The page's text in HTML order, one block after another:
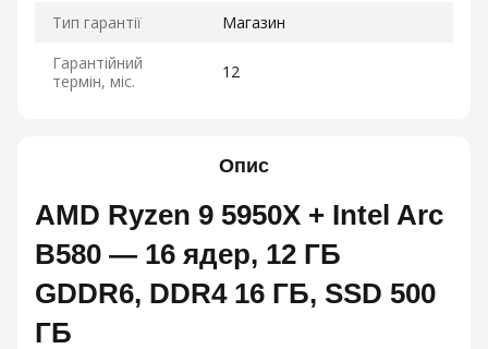
Тип гарантії
Магазин
Гарантійний
термін, міс.
12
Опис
AMD Ryzen 9 5950X + Intel Arc
B580 — 16 ядер, 12 ГБ
GDDR6, DDR4 16 ГБ, SSD 500
ГБ